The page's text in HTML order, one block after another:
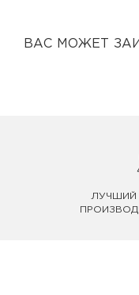
ВАС МОЖЕТ
ЛУЧШИЙ